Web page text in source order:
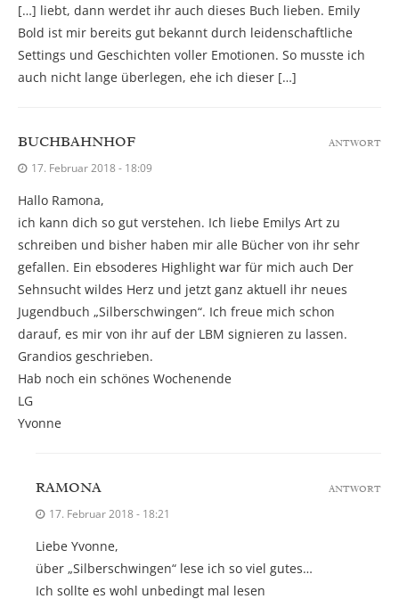
[…] liebt, dann werdet ihr auch dieses Buch lieben. Emily
Bold ist mir bereits gut bekannt durch leidenschaftliche
Settings und Geschichten voller Emotionen. So musste ich
auch nicht lange überlegen, ehe ich dieser […]
BUCHBAHNHOF
17. Februar 2018 - 18:09
Hallo Ramona,
ich kann dich so gut verstehen. Ich liebe Emilys Art zu
schreiben und bisher haben mir alle Bücher von ihr sehr
gefallen. Ein ebsoderes Highlight war für mich auch Der
Sehnsucht wildes Herz und jetzt ganz aktuell ihr neues
Jugendbuch „Silberschwingen“. Ich freue mich schon
darauf, es mir von ihr auf der LBM signieren zu lassen.
Grandios geschrieben.
Hab noch ein schönes Wochenende
LG
Yvonne
ANTWORT
RAMONA
17. Februar 2018 - 18:21
Liebe Yvonne,
über „Silberschwingen“ lese ich so viel gutes…
Ich sollte es wohl unbedingt mal lesen
ANTWORT